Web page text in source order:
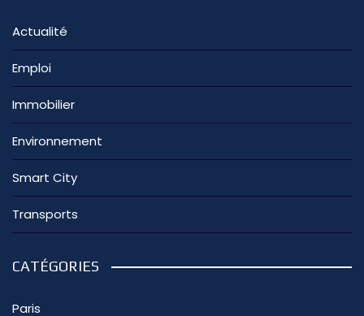
Actualité
Emploi
Immobilier
Environnement
Smart City
Transports
CATÉGORIES
Paris